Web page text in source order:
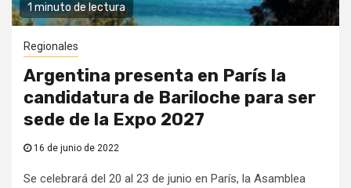
1 minuto de lectura
Regionales
Argentina presenta en París la
candidatura de Bariloche para ser
sede de la Expo 2027
16 de junio de 2022
Se celebrará del 20 al 23 de junio en París, la Asamblea